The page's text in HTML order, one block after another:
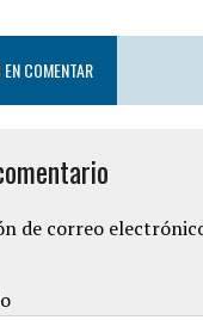
COMENTAR
de correo